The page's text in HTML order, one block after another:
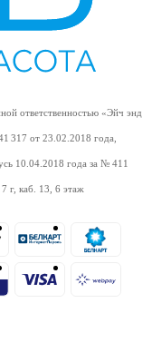
ответственностью «Эйч энд
317 от 23.02.2018 года,
10.04.2018 года за № 411
г, каб. 13, 6 этаж